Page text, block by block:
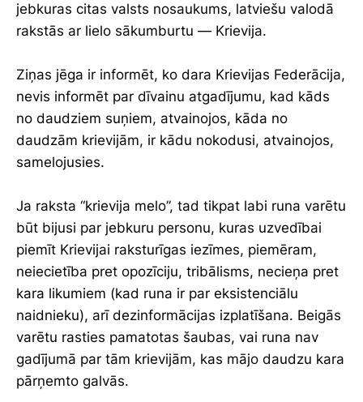
jebkuras citas valsts nosaukums, latviešu valodā
rakstās ar lielo sākumburtu — Krievija.
Ziņas jēga ir informēt, ko dara Krievijas Federācija,
nevis informēt par dīvainu atgadījumu, kad kāds
no daudziem suņiem, atvainojos, kāda no
daudzām krievijām, ir kādu nokodusi, atvainojos,
samelojusies.
Ja raksta “krievija melo”, tad tikpat labi runa varētu
būt bijusi par jebkuru personu, kuras uzvedībai
piemīt Krievijai raksturīgas iezīmes, piemēram,
neiecietība pret opozīciju, tribālisms, necieņa pret
kara likumiem (kad runa ir par eksistenciālu
naidnieku), arī dezinformācijas izplatīšana. Beigās
varētu rasties pamatotas šaubas, vai runa nav
gadījumā par tām krievijām, kas mājo daudzu kara
pārņemto galvās.